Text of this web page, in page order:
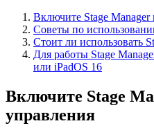
Включите Stage
Советы по
Стоит ли использовать
Для работы Stage
или iPadOS 16
Включите Stage
управления